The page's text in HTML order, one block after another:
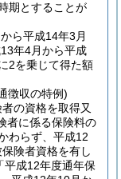
期とすることが
ら平成14年3月
年4月から平成
2を乗じて得た額
徴収の特例)
の資格を取得又
者に係る保険料の
わらず、平成12
険者資格を有し
平成12年度通年保